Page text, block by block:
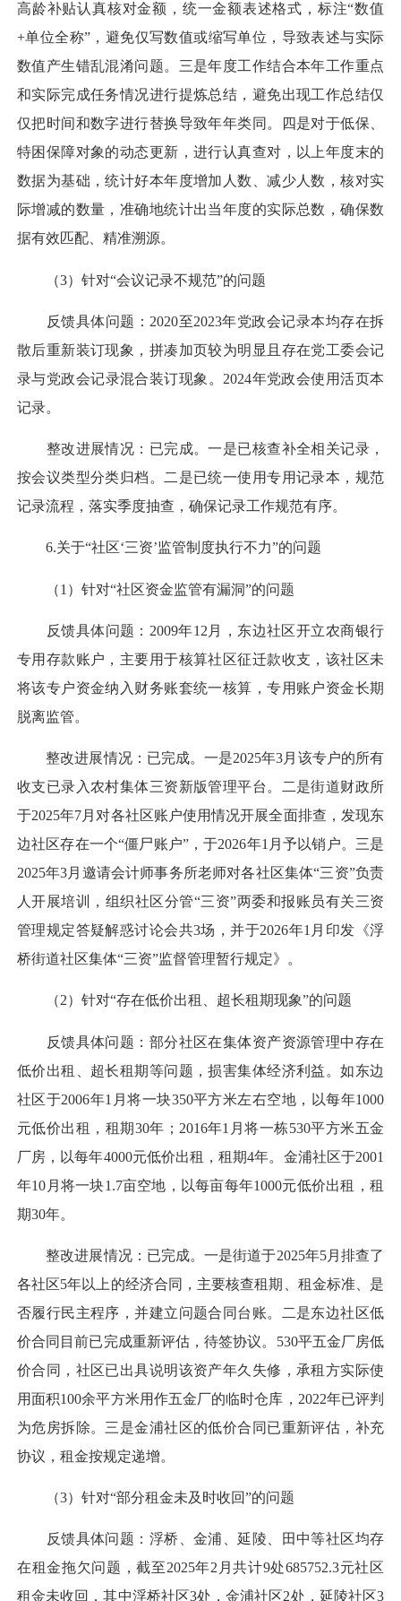
高龄补贴认真核对金额，统一金额表述格式，标注“数值
+单位全称”，避免仅写数值或缩写单位，导致表述与实际
数值产生错乱混淆问题。三是年度工作结合本年工作重点
和实际完成任务情况进行提炼总结，避免出现工作总结仅
仅把时间和数字进行替换导致年年类同。四是对于低保、
特困保障对象的动态更新，进行认真查对，以上年度末的
数据为基础，统计好本年度增加人数、减少人数，核对实
际增减的数量，准确地统计出当年度的实际总数，确保数
据有效匹配、精准溯源。
（3）针对“会议记录不规范”的问题
反馈具体问题：2020至2023年党政会记录本均存在拆
散后重新装订现象，拼凑加页较为明显且存在党工委会记
录与党政会记录混合装订现象。2024年党政会使用活页本
记录。
整改进展情况：已完成。一是已核查补全相关记录，
按会议类型分类归档。二是已统一使用专用记录本，规范
记录流程，落实季度抽查，确保记录工作规范有序。
6.关于“社区‘三资’监管制度执行不力”的问题
（1）针对“社区资金监管有漏洞”的问题
反馈具体问题：2009年12月，东边社区开立农商银行
专用存款账户，主要用于核算社区征迁款收支，该社区未
将该专户资金纳入财务账套统一核算，专用账户资金长期
脱离监管。
整改进展情况：已完成。一是2025年3月该专户的所有
收支已录入农村集体三资新版管理平台。二是街道财政所
于2025年7月对各社区账户使用情况开展全面排查，发现东
边社区存在一个“僵尸账户”，于2026年1月予以销户。三是
2025年3月邀请会计师事务所老师对各社区集体“三资”负责
人开展培训，组织社区分管“三资”两委和报账员有关三资
管理规定答疑解惑讨论会共3场，并于2026年1月印发《浮
桥街道社区集体“三资”监督管理暂行规定》。
（2）针对“存在低价出租、超长租期现象”的问题
反馈具体问题：部分社区在集体资产资源管理中存在
低价出租、超长租期等问题，损害集体经济利益。如东边
社区于2006年1月将一块350平方米左右空地，以每年1000
元低价出租，租期30年；2016年1月将一栋530平方米五金
厂房，以每年4000元低价出租，租期4年。金浦社区于2001
年10月将一块1.7亩空地，以每亩每年1000元低价出租，租
期30年。
整改进展情况：已完成。一是街道于2025年5月排查了
各社区5年以上的经济合同，主要核查租期、租金标准、是
否履行民主程序，并建立问题合同台账。二是东边社区低
价合同目前已完成重新评估，待签协议。530平五金厂房低
价合同，社区已出具说明该资产年久失修，承租方实际使
用面积100余平方米用作五金厂的临时仓库，2022年已评判
为危房拆除。三是金浦社区的低价合同已重新评估，补充
协议，租金按规定递增。
（3）针对“部分租金未及时收回”的问题
反馈具体问题：浮桥、金浦、延陵、田中等社区均存
在租金拖欠问题，截至2025年2月共计9处685752.3元社区
租金未收回，其中浮桥社区3处，金浦社区2处，延陵社区3